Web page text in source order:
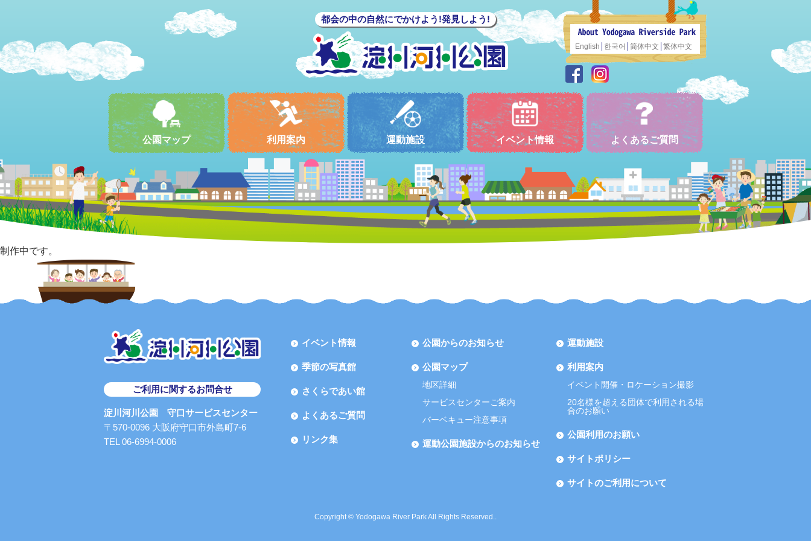
都会の中の自然にでかけよう!発見しよう!
English 한국어 简体中文 繁体中文
公園マップ 利用案内 運動施設 イベント情報 よくあるご質問
制作中です。
ご利用に関するお問合せ
淀川河川公園 守口サービスセンター
〒570-0096 大阪府守口市外島町7-6
TEL 06-6994-0006
イベント情報
季節の写真館
さくらであい館
よくあるご質問
リンク集
公園からのお知らせ
公園マップ
地区詳細
サービスセンターご案内
バーベキュー注意事項
運動公園施設からのお知らせ
運動施設
利用案内
イベント開催・ロケーション撮影
20名様を超える団体で利用される場
合のお願い
公園利用のお願い
サイトポリシー
サイトのご利用について
Copyright © Yodogawa River Park All Rights Reserved..